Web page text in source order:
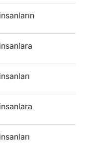
insanların
insanlara
insanları
insanlara
insanları